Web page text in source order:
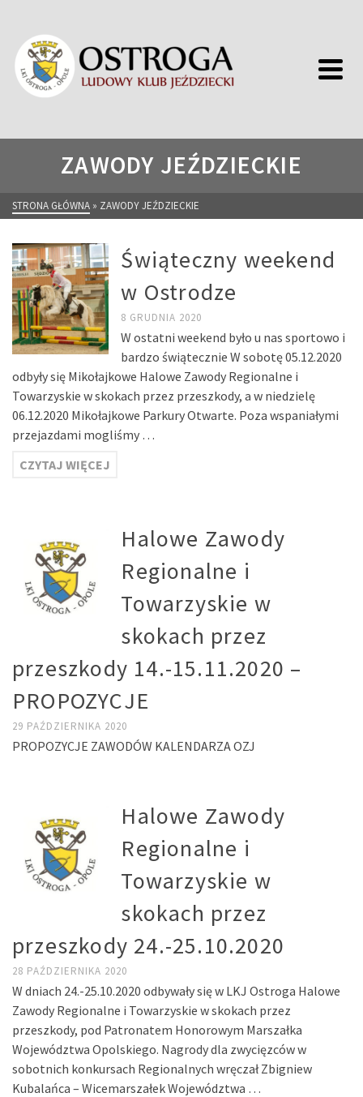
ZAWODY JEŹDZIECKIE
STRONA GŁÓWNA » ZAWODY JEŹDZIECKIE
Świąteczny weekend
w Ostrodze
8 GRUDNIA 2020
W ostatni weekend było u nas sportowo i
bardzo świątecznie W sobotę 05.12.2020
odbyły się Mikołajkowe Halowe Zawody Regionalne i
Towarzyskie w skokach przez przeszkody, a w niedzielę
06.12.2020 Mikołajkowe Parkury Otwarte. Poza wspaniałymi
przejazdami mogliśmy …
CZYTAJ WIĘCEJ
Halowe Zawody
Regionalne i
Towarzyskie w
skokach przez
przeszkody 14.-15.11.2020 –
PROPOZYCJE
29 PAŹDZIERNIKA 2020
PROPOZYCJE ZAWODÓW KALENDARZA OZJ
Halowe Zawody
Regionalne i
Towarzyskie w
skokach przez
przeszkody 24.-25.10.2020
28 PAŹDZIERNIKA 2020
W dniach 24.-25.10.2020 odbywały się w LKJ Ostroga Halowe
Zawody Regionalne i Towarzyskie w skokach przez
przeszkody, pod Patronatem Honorowym Marszałka
Województwa Opolskiego. Nagrody dla zwycięzców w
sobotnich konkursach Regionalnych wręczał Zbigniew
Kubalańca – Wicemarszałek Województwa …